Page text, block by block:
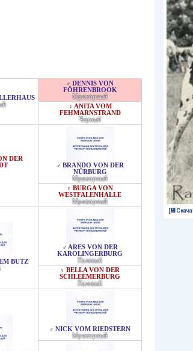
♂ DENNIS VON
FÖHRENBROOK
Мраморный
♀ ANITA VOM
FEHMARNSTRAND
Черный
DER
♂ BRANDO VON DER
NÜRBURG
Мраморный
♀ BURGA VON
WESTFALENHALLE
Мраморный
BUTZ
♂ ARES VON DER
KAROLINGERBURG
Палевый
♀ BELLA VON DER
SCHLEEMERBURG
Палевый
♂ NICK VOM RIEDSTERN
Мраморный
[💾